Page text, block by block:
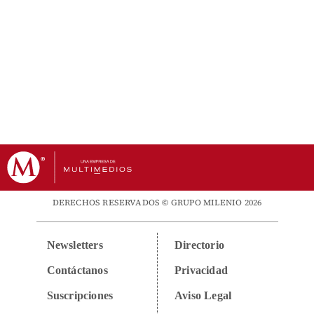
DERECHOS RESERVADOS © GRUPO MILENIO 2026
Newsletters
Contáctanos
Suscripciones
Directorio
Privacidad
Aviso Legal